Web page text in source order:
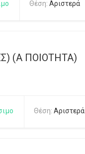
Θέση: Αριστερά
(Α ΠΟΙΟΤΗΤΑ)
Θέση: Αριστερά